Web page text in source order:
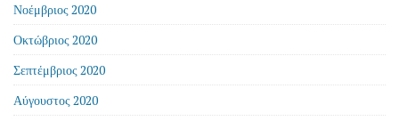
Νοέμβριος 2020
Οκτώβριος 2020
Σεπτέμβριος 2020
Αύγουστος 2020